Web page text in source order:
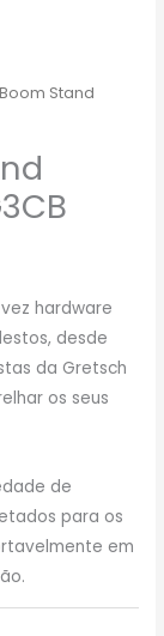
Stand
hardware
desde
da Gretsch
os seus
de
para os
em